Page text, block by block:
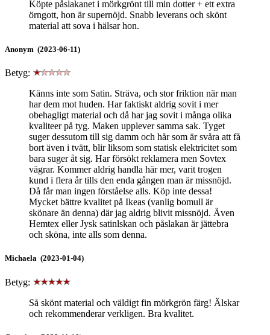
Köpte påslakanet i mörkgrönt till min dotter + ett extra
örngott, hon är supernöjd. Snabb leverans och skönt
material att sova i hälsar hon.
Anonym (2023-06-11)
Betyg:
Känns inte som Satin. Sträva, och stor friktion när man
har dem mot huden. Har faktiskt aldrig sovit i mer
obehagligt material och då har jag sovit i många olika
kvaliteer på tyg. Maken upplever samma sak. Tyget
suger dessutom till sig damm och hår som är svåra att få
bort även i tvätt, blir liksom som statisk elektricitet som
bara suger åt sig. Har försökt reklamera men Sovtex
vägrar. Kommer aldrig handla här mer, varit trogen
kund i flera år tills den enda gången man är missnöjd.
Då får man ingen förståelse alls. Köp inte dessa!
Mycket bättre kvalitet på Ikeas (vanlig bomull är
skönare än denna) där jag aldrig blivit missnöjd. Även
Hemtex eller Jysk satinlskan och påslakan är jättebra
och sköna, inte alls som denna.
Michaela (2023-01-04)
Betyg:
Så skönt material och väldigt fin mörkgrön färg! Älskar
och rekommenderar verkligen. Bra kvalitet.